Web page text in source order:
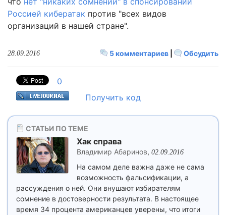
Россией кибератак против "всех видов
организаций в нашей стране".
5 комментариев Обсудить
28.09.2016
0
Получить код
СТАТЬИ ПО ТЕМЕ
Хак справа
Владимир Абаринов, 02.09.2016
На самом деле важна даже не сама
возможность фальсификации, а
рассуждения о ней. Они внушают избирателям
сомнение в достоверности результата. В настоящее
время 34 процента американцев уверены, что итоги